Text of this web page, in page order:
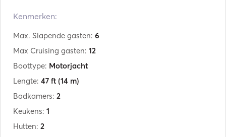
Kenmerken:
Max. Slapende gasten: 6
Max Cruising gasten: 12
Boottype: Motorjacht
Lengte: 47 ft (14 m)
Badkamers: 2
Keukens: 1
Hutten: 2